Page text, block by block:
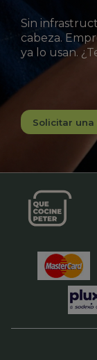
Sin
cabeza.
ya lo usan.
Solicitar